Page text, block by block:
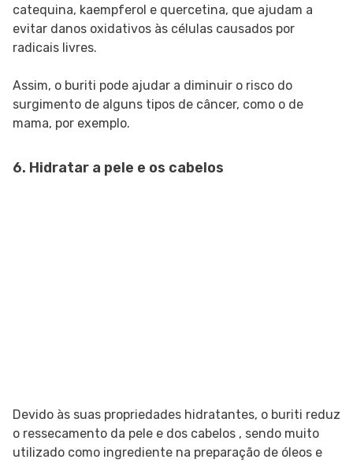
catequina, kaempferol e quercetina, que ajudam a
evitar danos oxidativos às células causados por
radicais livres.
Assim, o buriti pode ajudar a diminuir o risco do
surgimento de alguns tipos de câncer, como o de
mama, por exemplo.
6. Hidratar a pele e os cabelos
Devido às suas propriedades hidratantes, o buriti reduz
o ressecamento da pele e dos cabelos , sendo muito
utilizado como ingrediente na preparação de óleos e